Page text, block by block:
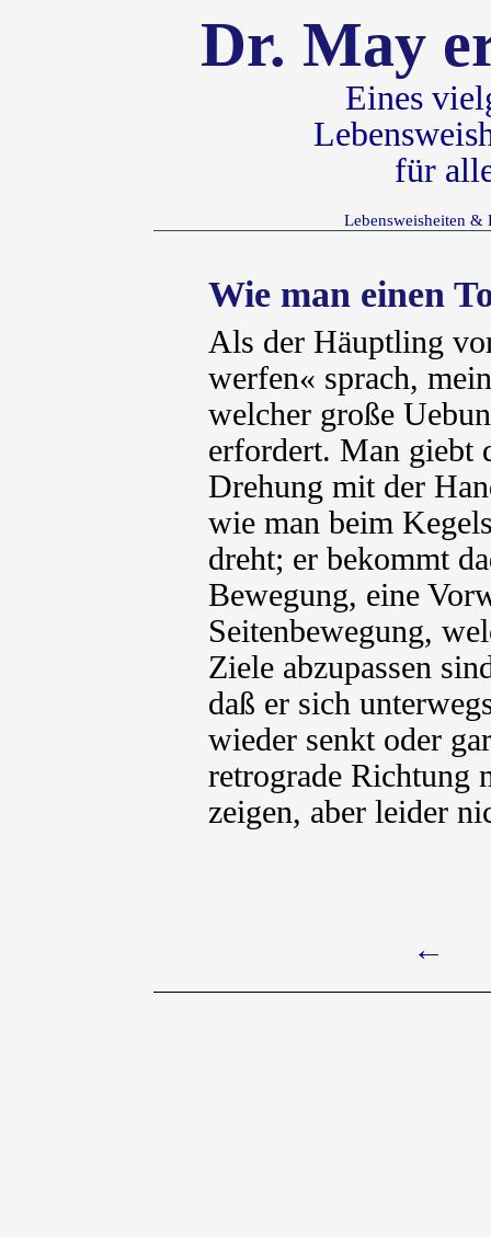
Dr. May
Eines
für
Lebensweisheiten &
Wie man einen
Als der Häuptling
werfen« sprach,
welcher große
erfordert. Man giebt
Drehung mit der
wie man beim
dreht; er bekommt
Bewegung, eine
Seitenbewegung,
Ziele abzupassen
daß er sich
wieder senkt oder
retrograde Richtung
zeigen, aber leider
←